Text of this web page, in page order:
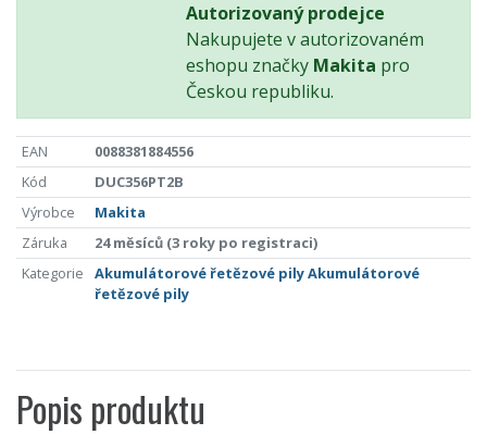
Autorizovaný prodejce
Nakupujete v autorizovaném
eshopu značky Makita pro
Českou republiku.
EAN
0088381884556
Kód
DUC356PT2B
Výrobce
Makita
Záruka
24 měsíců (3 roky po registraci)
Kategorie
Akumulátorové řetězové pilyAkumulátorové
řetězové pily
Popis produktu